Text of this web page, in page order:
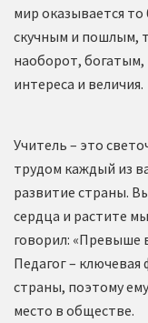
мир оказывается
скучным и пошлым,
наоборот,
интереса и величия.
Учитель – это
трудом каждый из
развитие страны.
сердца и растите
говорил: «Превыше
Педагог –
страны, поэтому
место в обществе.